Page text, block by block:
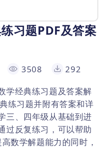
习题PDF及答案
3508
292
学经典练习题及答案解
练习题并附有答案和详
三、四年级从基础到进
过反复练习，可以帮助
数学解题能力的同时，